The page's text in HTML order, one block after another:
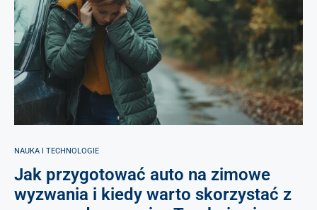
NAUKA I TECHNOLOGIE
Jak przygotować auto na zimowe
wyzwania i kiedy warto skorzystać z